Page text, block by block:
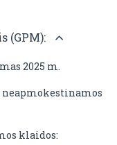
(GPM):
2025 m.
klaidos: